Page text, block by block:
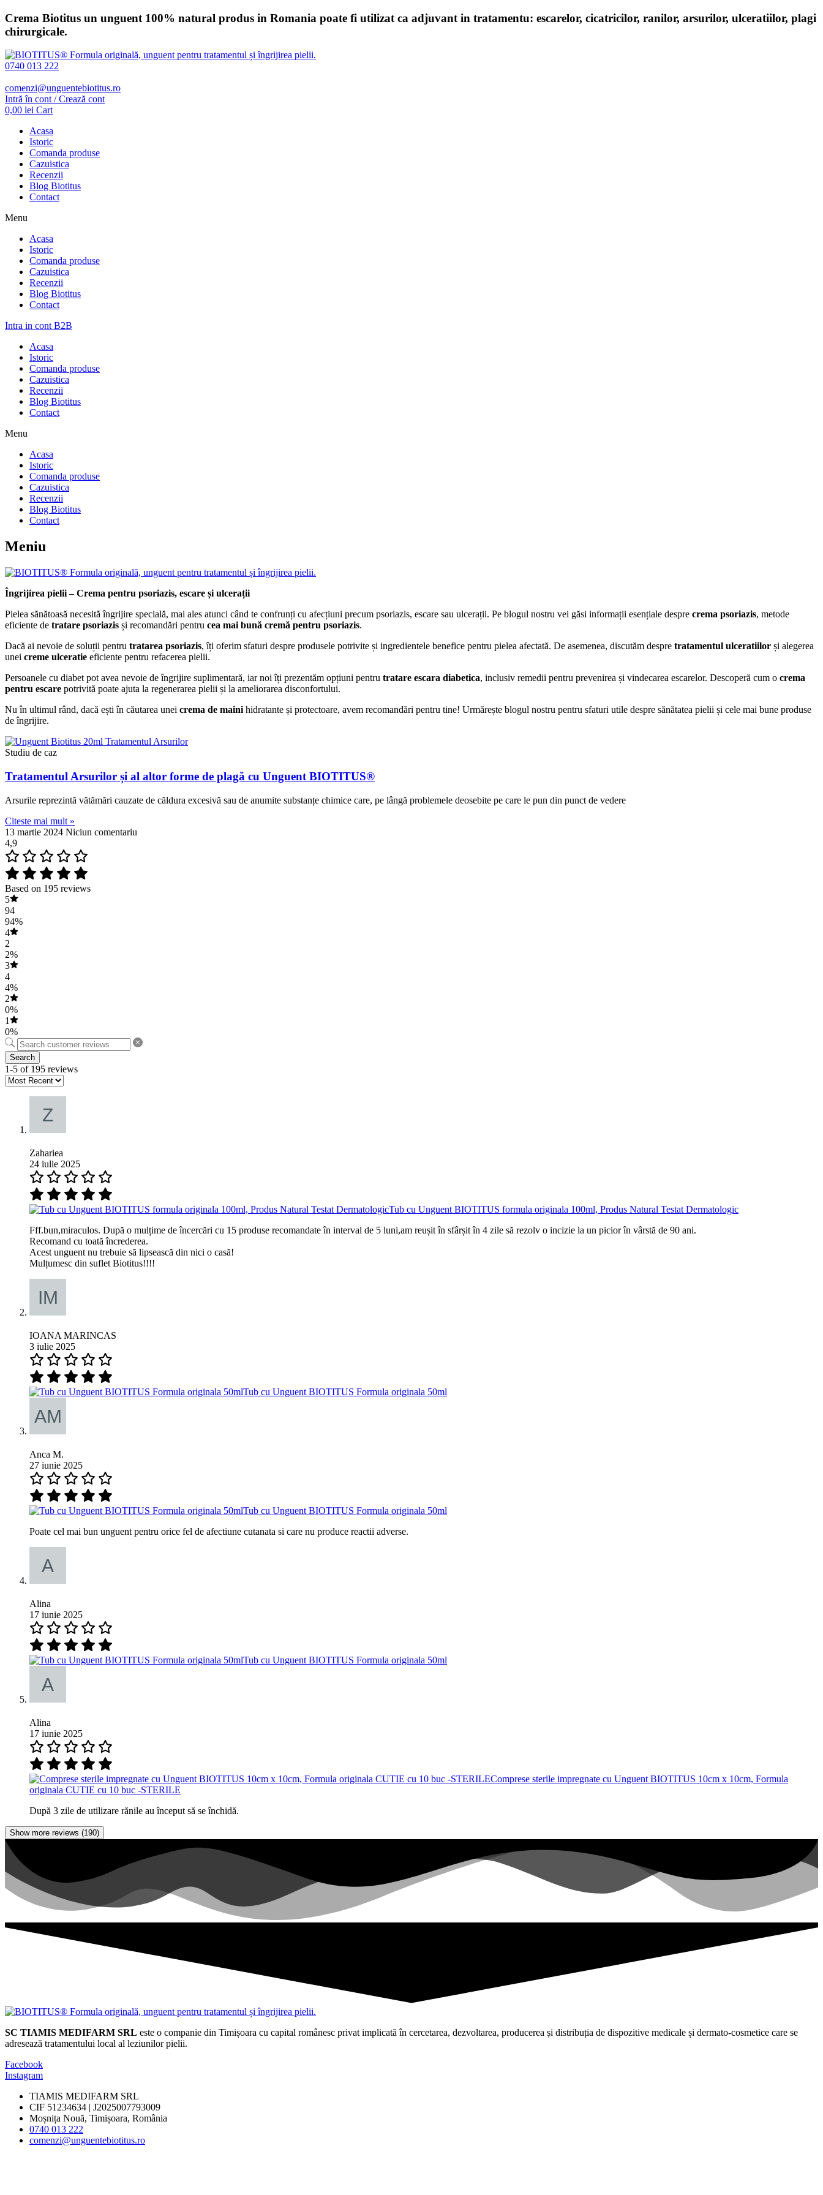
Sari
la
conținut
Crema Biotitus un unguent 100% natural produs in Romania poate fi utilizat ca adjuvant in tratamentu: escarelor, cicatricilor, ranilor, arsurilor, ulceratiilor, plagi
chirurgicale.
0740 013 222
comenzi@unguentebiotitus.ro
Intră în cont / Crează cont
0,00 lei Cart
Acasa
Istoric
Comanda produse
Cazuistica
Recenzii
Blog Biotitus
Contact
Menu
Acasa
Istoric
Comanda produse
Cazuistica
Recenzii
Blog Biotitus
Contact
Intra in cont B2B
Acasa
Istoric
Comanda produse
Cazuistica
Recenzii
Blog Biotitus
Contact
Menu
Acasa
Istoric
Comanda produse
Cazuistica
Recenzii
Blog Biotitus
Contact
Meniu
Îngrijirea pielii – Crema pentru psoriazis, escare și ulcerații
Pielea sănătoasă necesită îngrijire specială, mai ales atunci când te confrunți cu afecțiuni precum psoriazis, escare sau ulcerații. Pe blogul nostru vei găsi informații esențiale despre crema psoriazis, metode
eficiente de tratare psoriazis și recomandări pentru cea mai bună cremă pentru psoriazis.
Dacă ai nevoie de soluții pentru tratarea psoriazis, îți oferim sfaturi despre produsele potrivite și ingredientele benefice pentru pielea afectată. De asemenea, discutăm despre tratamentul ulceratiilor și alegerea
unei creme ulceratie eficiente pentru refacerea pielii.
Persoanele cu diabet pot avea nevoie de îngrijire suplimentară, iar noi îți prezentăm opțiuni pentru tratare escara diabetica, inclusiv remedii pentru prevenirea și vindecarea escarelor. Descoperă cum o crema
pentru escare potrivită poate ajuta la regenerarea pielii și la ameliorarea disconfortului.
Nu în ultimul rând, dacă ești în căutarea unei crema de maini hidratante și protectoare, avem recomandări pentru tine! Urmărește blogul nostru pentru sfaturi utile despre sănătatea pielii și cele mai bune produse
de îngrijire.
Studiu de caz
Tratamentul Arsurilor și al altor forme de plagă cu Unguent BIOTITUS®
Arsurile reprezintă vătămări cauzate de căldura excesivă sau de anumite substanțe chimice care, pe lângă problemele deosebite pe care le pun din punct de vedere
Citeste mai mult »
13 martie 2024 Niciun comentariu
4,9
Based on 195 reviews
5
94
94%
4
2
2%
3
4
4%
2
0%
1
0%
Search
1-5 of 195 reviews
Zahariea
24 iulie 2025
Tub cu Unguent BIOTITUS formula originala 100ml, Produs Natural Testat Dermatologic
Fff.bun,miraculos. După o mulțime de încercări cu 15 produse recomandate în interval de 5 luni,am reușit în sfârșit în 4 zile să rezolv o incizie la un picior în vârstă de 90 ani.
Recomand cu toată încrederea.
Acest unguent nu trebuie să lipsească din nici o casă!
Mulțumesc din suflet Biotitus!!!!
IOANA MARINCAS
3 iulie 2025
Tub cu Unguent BIOTITUS Formula originala 50ml
Anca M.
27 iunie 2025
Tub cu Unguent BIOTITUS Formula originala 50ml
Poate cel mai bun unguent pentru orice fel de afectiune cutanata si care nu produce reactii adverse.
Alina
17 iunie 2025
Tub cu Unguent BIOTITUS Formula originala 50ml
Alina
17 iunie 2025
Comprese sterile impregnate cu Unguent BIOTITUS 10cm x 10cm, Formula
originala CUTIE cu 10 buc -STERILE
După 3 zile de utilizare rănile au început să se închidă.
Show more reviews (190)
SC TIAMIS MEDIFARM SRL este o companie din Timișoara cu capital românesc privat implicată în cercetarea, dezvoltarea, producerea și distribuția de dispozitive medicale și dermato-cosmetice care se
adresează tratamentului local al leziunilor pielii.
Facebook
Instagram
TIAMIS MEDIFARM SRL
CIF 51234634 | J2025007793009
Moșnița Nouă, Timișoara, România
0740 013 222
comenzi@unguentebiotitus.ro